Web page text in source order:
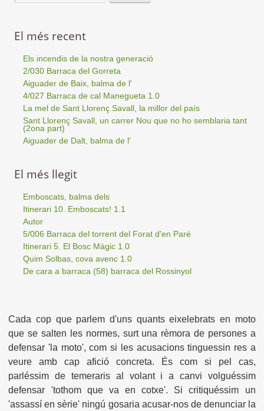
El més recent
Els incendis de la nostra generació
2/030 Barraca del Gorreta
Aiguader de Baix, balma de l'
4/027 Barraca de cal Manegueta 1.0
La mel de Sant Llorenç Savall, la millor del país
Sant Llorenç Savall, un carrer Nou que no ho semblaria tant
(2ona part)
Aiguader de Dalt, balma de l'
El més llegit
Emboscats, balma dels
Itinerari 10. Emboscats! 1.1
Autor
5/006 Barraca del torrent del Forat d'en Paré
Itinerari 5. El Bosc Màgic 1.0
Quim Solbas, cova avenc 1.0
De cara a barraca (58) barraca del Rossinyol
Cada cop que parlem d'uns quants eixelebrats en moto
que se salten les normes, surt una rèmora de persones a
defensar 'la moto', com si les acusacions tinguessin res a
veure amb cap afició concreta. És com si pel cas,
parléssim de temeraris al volant i a canvi volguéssim
defensar 'tothom que va en cotxe'. Si critiquéssim un
'assassí en sèrie' ningú gosaria acusar-nos de denunciar la